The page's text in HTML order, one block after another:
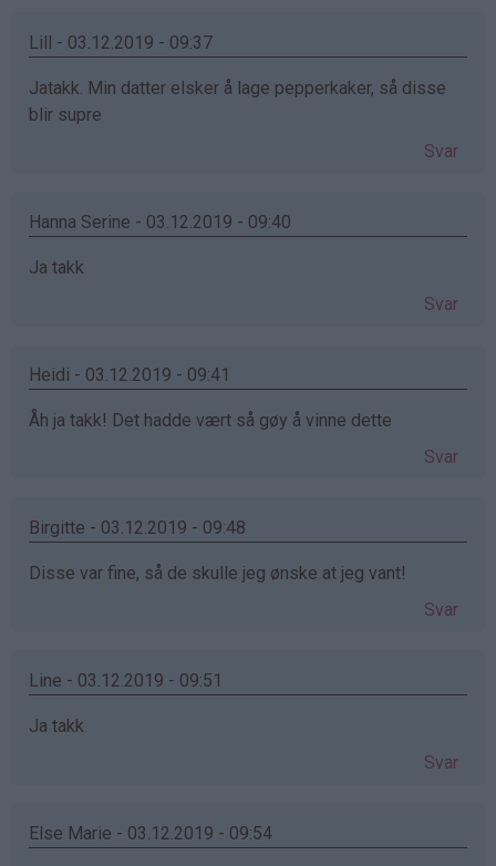
Lill - 03.12.2019 - 09:37
Jatakk. Min datter elsker å lage pepperkaker, så disse
blir supre
Svar
Hanna Serine - 03.12.2019 - 09:40
Ja takk
Svar
Heidi - 03.12.2019 - 09:41
Åh ja takk! Det hadde vært så gøy å vinne dette
Svar
Birgitte - 03.12.2019 - 09:48
Disse var fine, så de skulle jeg ønske at jeg vant!
Svar
Line - 03.12.2019 - 09:51
Ja takk
Svar
Else Marie - 03.12.2019 - 09:54